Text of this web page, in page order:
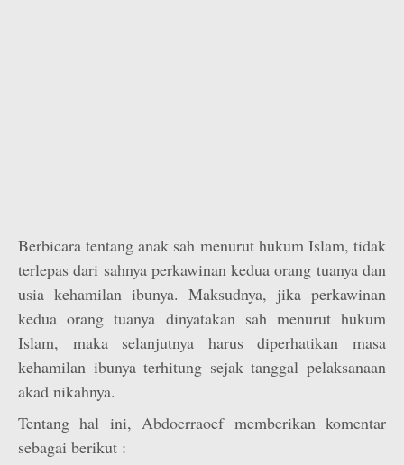
Berbicara tentang anak sah menurut hukum Islam, tidak
terlepas dari sahnya perkawinan kedua orang tuanya dan
usia kehamilan ibunya. Maksudnya, jika perka­winan
kedua orang tuanya dinyatakan sah menurut hukum
Islam, maka selanjutnya harus diperhatikan masa
kehamilan ibunya terhitung sejak tanggal pelaksanaan
akad nikahnya.
Tentang hal ini, Abdoerraoef memberikan komentar
sebagai berikut :